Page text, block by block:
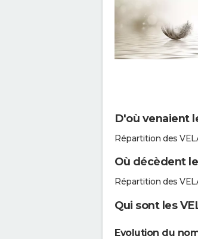
D'où venaient
Répartition des
Où décèdent
Répartition des
Qui sont les
Evolution du